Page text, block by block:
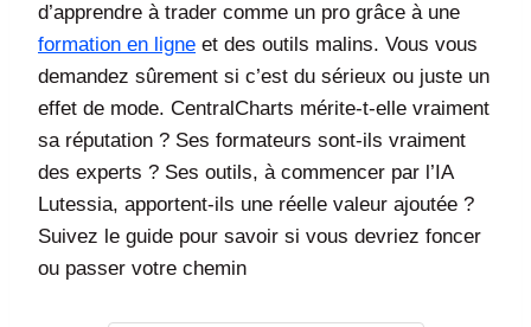
d’apprendre à trader comme un pro grâce à une
formation en ligne et des outils malins. Vous vous
demandez sûrement si c’est du sérieux ou juste un
effet de mode. CentralCharts mérite-t-elle vraiment
sa réputation ? Ses formateurs sont-ils vraiment
des experts ? Ses outils, à commencer par l’IA
Lutessia, apportent-ils une réelle valeur ajoutée ?
Suivez le guide pour savoir si vous devriez foncer
ou passer votre chemin